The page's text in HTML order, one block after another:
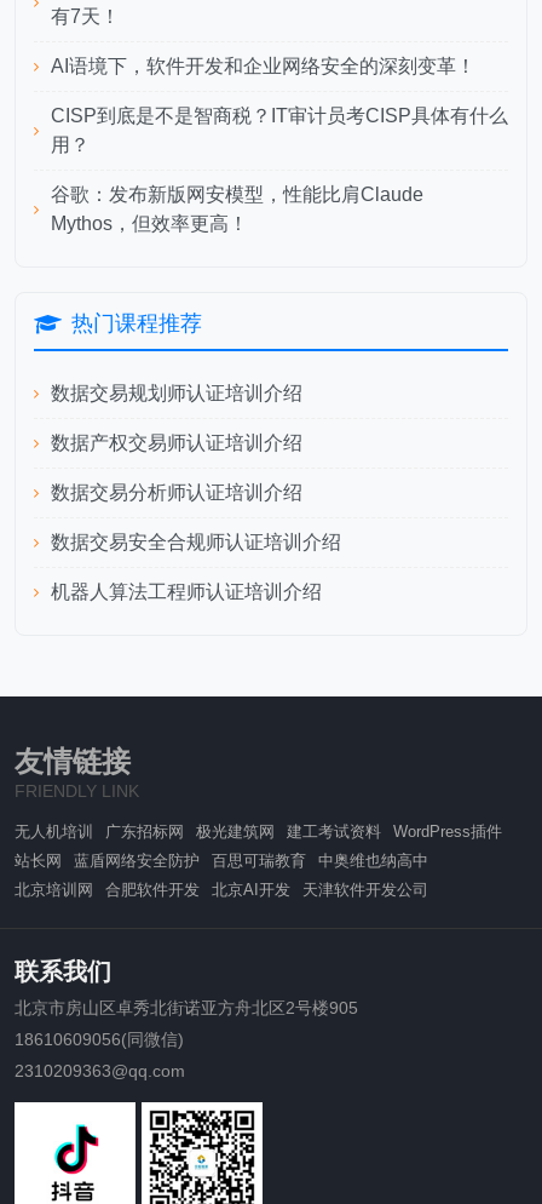
有7天！
AI语境下，软件开发和企业网络安全的深刻变革！
CISP到底是不是智商税？IT审计员考CISP具体有什么
用？
谷歌：发布新版网安模型，性能比肩Claude
Mythos，但效率更高！
热门课程推荐
数据交易规划师认证培训介绍
数据产权交易师认证培训介绍
数据交易分析师认证培训介绍
数据交易安全合规师认证培训介绍
机器人算法工程师认证培训介绍
友情链接
FRIENDLY LINK
无人机培训 广东招标网 极光建筑网 建工考试资料
WordPress插件
站长网
蓝盾网络安全防护 百思可瑞教育
中奥维也纳高中
北京培训网
合肥软件开发 北京AI开发 天津软件开发公司
联系我们
北京市房山区卓秀北街诺亚方舟北区2号楼905
18610609056(同微信)
2310209363@qq.com